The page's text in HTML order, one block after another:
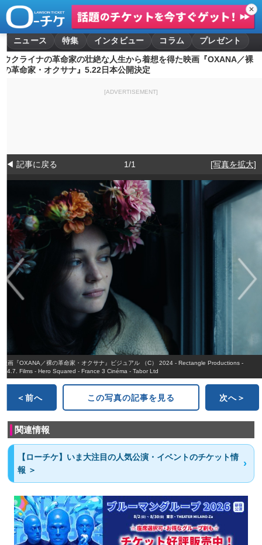
✕
ニュース 特集 インタビュー コラム
プレゼント
ウクライナの革命家の壮絶な人生から着想を得た映画『OXANA／裸
の革命家・オクサナ』5.22日本公開決定
[ADVERTISEMENT]
◀ 記事に戻る 1/1 [写真を拡大]
映画『OXANA／裸の革命家・オクサナ』ビジュアル （C） 2024 - Rectangle Productions -
2.4.7. Films - Hero Squared - France 3 Cinéma - Tabor Ltd
＜前へ この写真の記事を見る 次へ＞
関連情報
【ローチケ】いま大注目の人気公演・イベントのチケット情
報 ＞